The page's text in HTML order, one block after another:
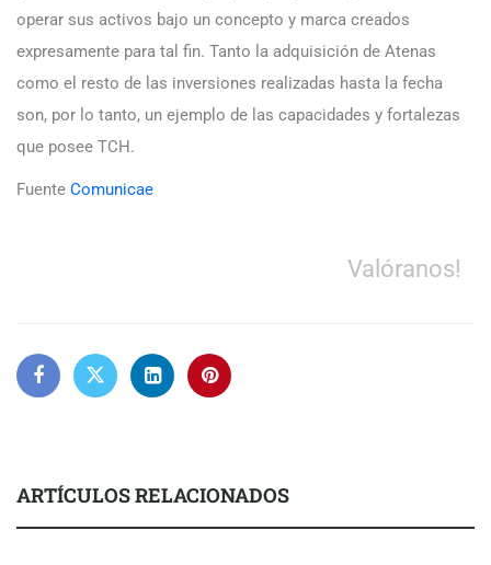
operar sus activos bajo un concepto y marca creados
expresamente para tal fin. Tanto la adquisición de Atenas
como el resto de las inversiones realizadas hasta la fecha
son, por lo tanto, un ejemplo de las capacidades y fortalezas
que posee TCH.
Fuente Comunicae
Valóranos!
ARTÍCULOS RELACIONADOS